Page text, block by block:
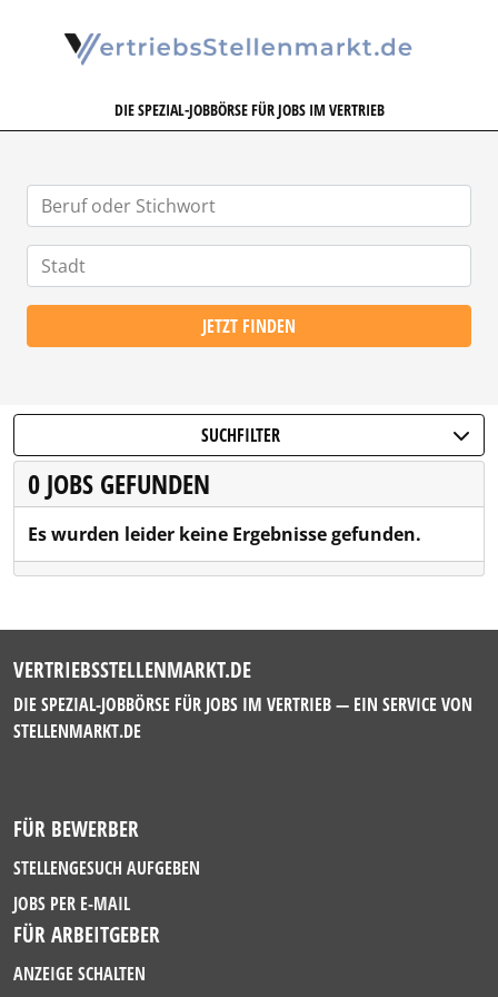
DIE SPEZIAL-JOBBÖRSE FÜR JOBS IM VERTRIEB
JETZT FINDEN
SUCHFILTER
0 JOBS GEFUNDEN
Es wurden leider keine Ergebnisse gefunden.
VERTRIEBSSTELLENMARKT.DE
DIE SPEZIAL-JOBBÖRSE FÜR JOBS IM VERTRIEB — EIN SERVICE VON
STELLENMARKT.DE
FÜR BEWERBER
STELLENGESUCH AUFGEBEN
JOBS PER E-MAIL
FÜR ARBEITGEBER
ANZEIGE SCHALTEN